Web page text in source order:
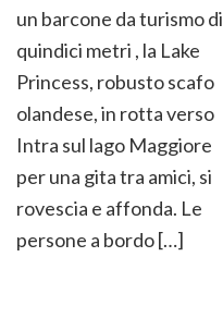
un barcone da turismo di
quindici metri , la Lake
Princess, robusto scafo
olandese, in rotta verso
Intra sul lago Maggiore
per una gita tra amici, si
rovescia e affonda. Le
persone a bordo […]